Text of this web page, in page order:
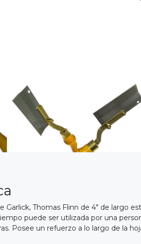
Garlick, Thomas Flinn de 4" de largo
puede ser utilizada por una
Posee un refuerzo a lo largo de la